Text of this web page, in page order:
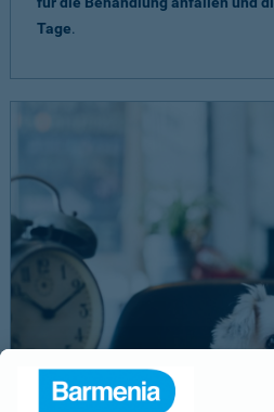
Tage.